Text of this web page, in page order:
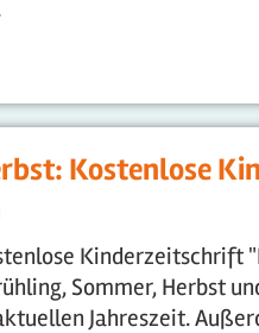
Kostenlose
Sommer, Herbst
Jahreszeit.